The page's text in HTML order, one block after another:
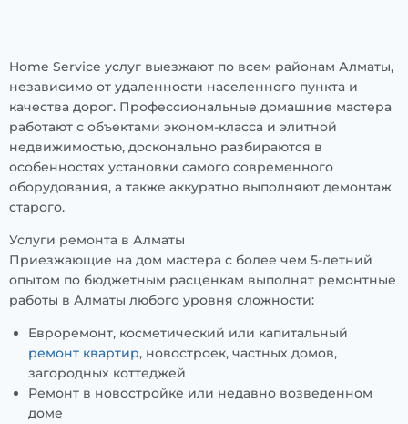
Home Service услуг выезжают по всем районам Алматы,
независимо от удаленности населенного пункта и
качества дорог. Профессиональные домашние мастера
работают с объектами эконом-класса и элитной
недвижимостью, досконально разбираются в
особенностях установки самого современного
оборудования, а также аккуратно выполняют демонтаж
старого.
Услуги ремонта в Алматы
Приезжающие на дом мастера с более чем 5-летний
опытом по бюджетным расценкам выполнят ремонтные
работы в Алматы любого уровня сложности:
Евроремонт, косметический или капитальный
ремонт квартир, новостроек, частных домов,
загородных коттеджей
Ремонт в новостройке или недавно возведенном
доме